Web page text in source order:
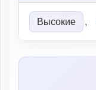
Высокие ,